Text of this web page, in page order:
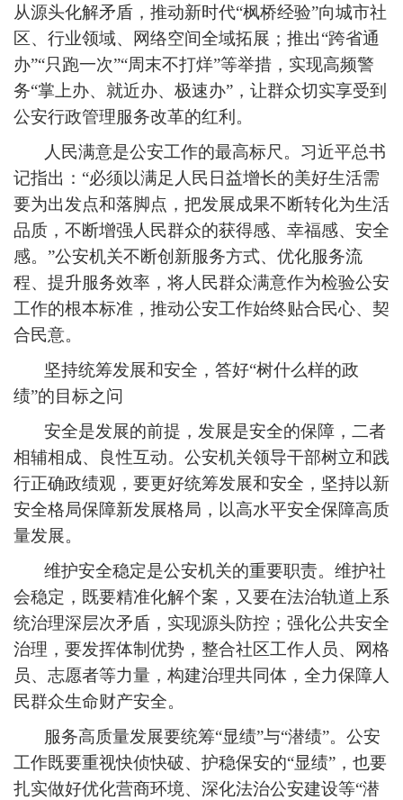
从源头化解矛盾，推动新时代“枫桥经验”向城市社
区、行业领域、网络空间全域拓展；推出“跨省通
办”“只跑一次”“周末不打烊”等举措，实现高频警
务“掌上办、就近办、极速办”，让群众切实享受到
公安行政管理服务改革的红利。
人民满意是公安工作的最高标尺。习近平总书
记指出：“必须以满足人民日益增长的美好生活需
要为出发点和落脚点，把发展成果不断转化为生活
品质，不断增强人民群众的获得感、幸福感、安全
感。”公安机关不断创新服务方式、优化服务流
程、提升服务效率，将人民群众满意作为检验公安
工作的根本标准，推动公安工作始终贴合民心、契
合民意。
坚持统筹发展和安全，答好“树什么样的政
绩”的目标之问
安全是发展的前提，发展是安全的保障，二者
相辅相成、良性互动。公安机关领导干部树立和践
行正确政绩观，要更好统筹发展和安全，坚持以新
安全格局保障新发展格局，以高水平安全保障高质
量发展。
维护安全稳定是公安机关的重要职责。维护社
会稳定，既要精准化解个案，又要在法治轨道上系
统治理深层次矛盾，实现源头防控；强化公共安全
治理，要发挥体制优势，整合社区工作人员、网格
员、志愿者等力量，构建治理共同体，全力保障人
民群众生命财产安全。
服务高质量发展要统筹“显绩”与“潜绩”。公安
工作既要重视快侦快破、护稳保安的“显绩”，也要
扎实做好优化营商环境、深化法治公安建设等“潜